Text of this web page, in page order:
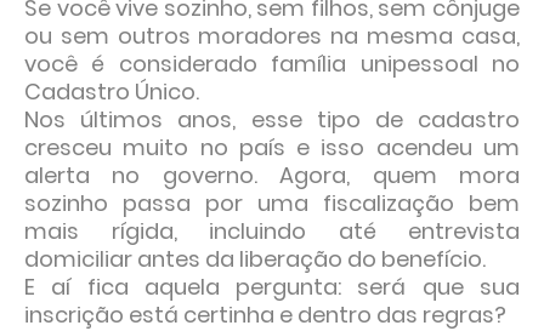
Se você vive sozinho, sem filhos, sem cônjuge
ou sem outros moradores na mesma casa,
você é considerado família unipessoal no
Cadastro Único.
Nos últimos anos, esse tipo de cadastro
cresceu muito no país e isso acendeu um
alerta no governo. Agora, quem mora
sozinho passa por uma fiscalização bem
mais rígida, incluindo até entrevista
domiciliar antes da liberação do benefício.
E aí fica aquela pergunta: será que sua
inscrição está certinha e dentro das regras?